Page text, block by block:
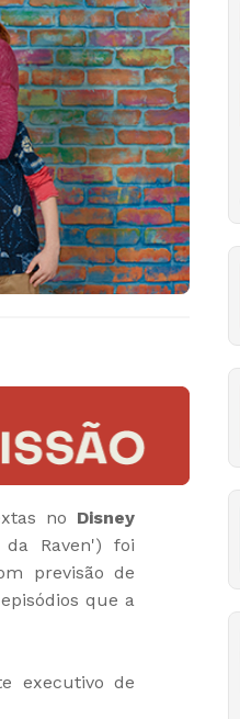
no Disney
Raven') foi
previsão de
que a
executivo de